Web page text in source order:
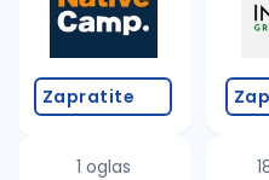
Zapratite
1 oglas